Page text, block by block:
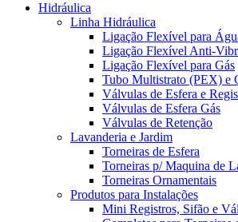
Hidráulica
Linha Hidráulica
Ligação Flexível para
Ligação Flexível Anti-
Ligação Flexível para Gás
Tubo Multistrato (PEX) e
Válvulas de Esfera e
Válvulas de Esfera Gás
Válvulas de Retenção
Lavanderia e Jardim
Torneiras de Esfera
Torneiras p/ Maquina de
Torneiras Ornamentais
Produtos para Instalações
Mini Registros, Sifão e